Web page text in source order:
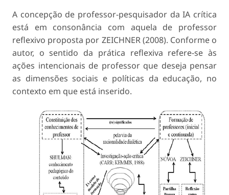
A concepção de professor-pesquisador da IA crí­tica
está em consonância com aquela de professor
reflexivo proposta por ZEICHNER (2008). Conforme o
autor, o sentido da prática reflexiva refere-se às
ações intencionais de professor que deseja pensar
as dimensões sociais e políticas da educação, no
contexto em que está inserido.